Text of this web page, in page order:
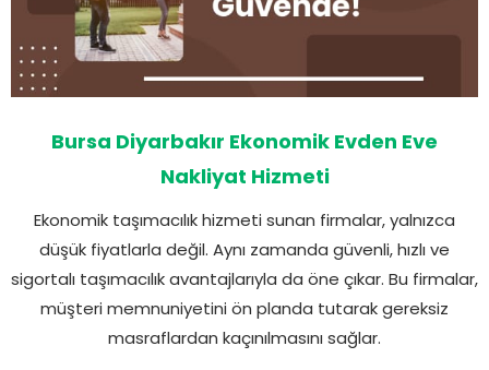
Bursa Diyarbakır Ekonomik Evden Eve
Nakliyat Hizmeti
Ekonomik taşımacılık hizmeti sunan firmalar, yalnızca
düşük fiyatlarla değil. Aynı zamanda güvenli, hızlı ve
sigortalı taşımacılık avantajlarıyla da öne çıkar. Bu firmalar,
müşteri memnuniyetini ön planda tutarak gereksiz
masraflardan kaçınılmasını sağlar.